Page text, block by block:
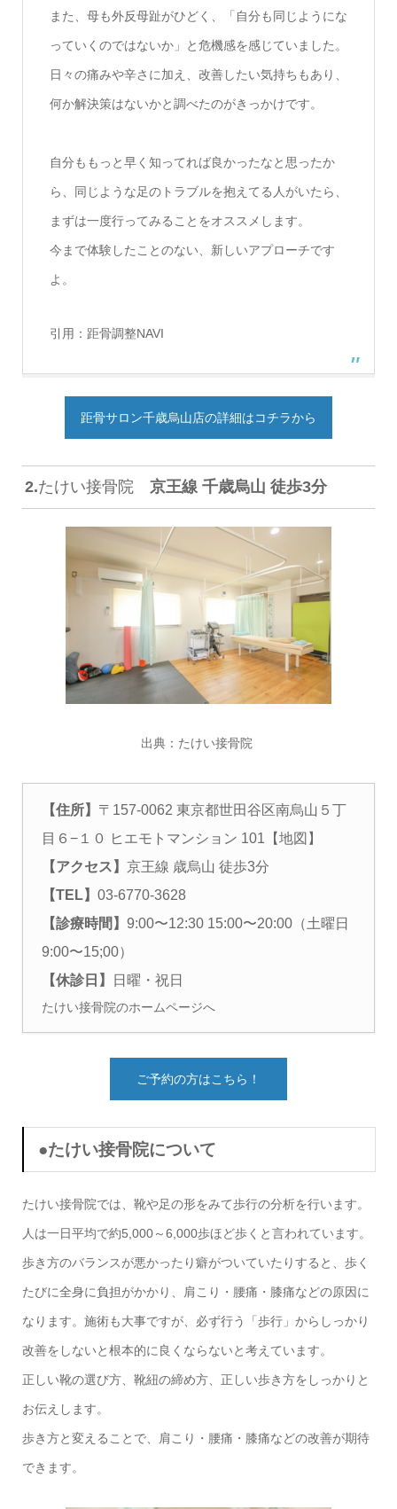
また、母も外反母趾がひどく、「自分も同じようにな
っていくのではないか」と危機感を感じていました。
日々の痛みや辛さに加え、改善したい気持ちもあり、
何か解決策はないかと調べたのがきっかけです。
自分ももっと早く知ってれば良かったなと思ったか
ら、同じような足のトラブルを抱えてる人がいたら、
まずは一度行ってみることをオススメします。
今まで体験したことのない、新しいアプローチです
よ。
引用： 距骨調整NAVI
距骨サロン千歳烏山店の詳細はコチラから
2.たけい接骨院 京王線 千歳烏山 徒歩3分
出典： たけい接骨院
【住所】 〒157-0062 東京都世田谷区南烏山５丁
目６−１０ ヒエモトマンション 101 【地図】
【アクセス】 京王線 歳烏山 徒歩3分
【TEL】 03-6770-3628
【診療時間】 9:00〜12:30 15:00〜20:00（土曜日
9:00〜15;00）
【休診日】
日曜・祝日
たけい接骨院のホームページへ
ご予約の方はこちら！
●たけい接骨院について
たけい接骨院では、靴や足の形をみて歩行の分析を行います。
人は一日平均で約5,000～6,000歩ほど歩くと言われています。
歩き方のバランスが悪かったり癖がついていたりすると、歩く
たびに全身に負担がかかり、肩こり・腰痛・膝痛などの原因に
なります。施術も大事ですが、必ず行う「歩行」からしっかり
改善をしないと根本的に良くならないと考えています。
正しい靴の選び方、靴紐の締め方、正しい歩き方をしっかりと
お伝えします。
歩き方と変えることで、肩こり・腰痛・膝痛などの改善が期待
できます。